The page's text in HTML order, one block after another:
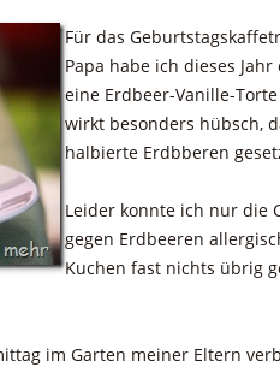
Für das
Papa habe ich dieses
eine Erdbeer-Vanille-
wirkt besonders hübsch,
halbierte Erdbberen
Leider konnte ich nur die
gegen Erdbeeren
Kuchen fast nichts übrig
im Garten meiner Eltern